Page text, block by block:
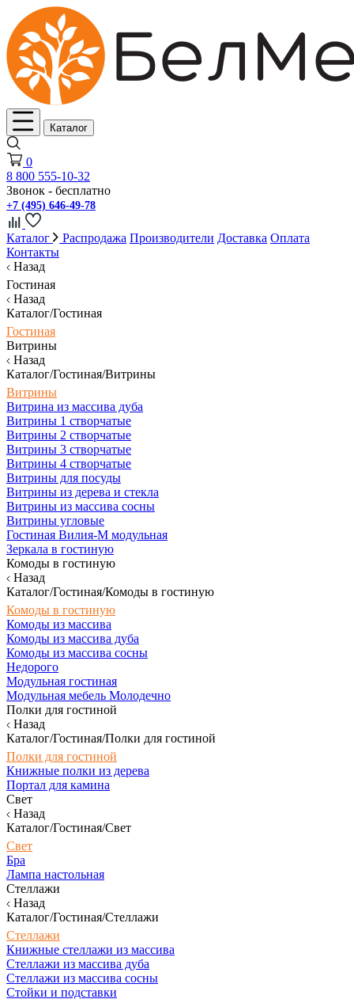
Каталог
0
8 800 555-10-32
Звонок - бесплатно
+7 (495) 646-49-78
Каталог Распродажа Производители Доставка Оплата
Контакты
Назад
Гостиная
Назад
Каталог/Гостиная
Гостиная
Витрины
Назад
Каталог/Гостиная/Витрины
Витрины
Витрина из массива дуба
Витрины 1 створчатые
Витрины 2 створчатые
Витрины 3 створчатые
Витрины 4 створчатые
Витрины для посуды
Витрины из дерева и стекла
Витрины из массива сосны
Витрины угловые
Гостиная Вилия-М модульная
Зеркала в гостиную
Комоды в гостиную
Назад
Каталог/Гостиная/Комоды в гостиную
Комоды в гостиную
Комоды из массива
Комоды из массива дуба
Комоды из массива сосны
Недорого
Модульная гостиная
Модульная мебель Молодечно
Полки для гостиной
Назад
Каталог/Гостиная/Полки для гостиной
Полки для гостиной
Книжные полки из дерева
Портал для камина
Свет
Назад
Каталог/Гостиная/Свет
Свет
Бра
Лампа настольная
Стеллажи
Назад
Каталог/Гостиная/Стеллажи
Стеллажи
Книжные стеллажи из массива
Стеллажи из массива дуба
Стеллажи из массива сосны
Стойки и подставки